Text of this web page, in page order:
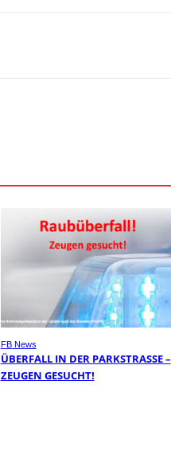
FB News
ÜBERFALL IN DER PARKSTRASSE – Z
EUGEN GESUCHT!